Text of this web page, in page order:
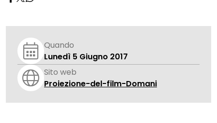
Quando
Lunedì 5 Giugno 2017
Sito web
Proiezione-del-film-Domani